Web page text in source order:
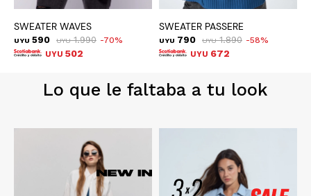
SWEATER WAVES
UYU 590 UYU 1.990 70
UYU 502
SWEATER PASSERE
UYU 790 UYU 1.890 58
UYU 672
Lo que le faltaba a tu look